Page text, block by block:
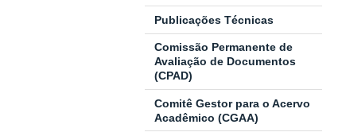
Publicações Técnicas
Comissão Permanente de
Avaliação de Documentos
(CPAD)
Comitê Gestor para o Acervo
Acadêmico (CGAA)